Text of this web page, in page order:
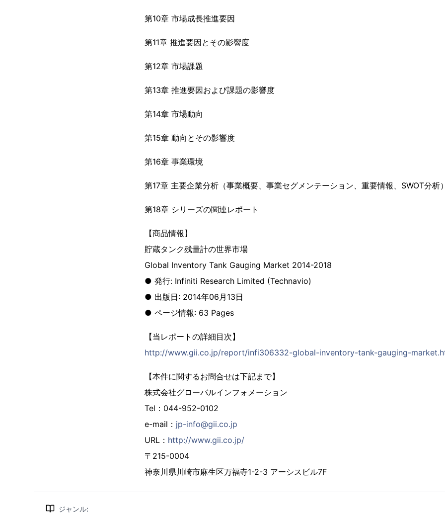
第10章 市場成長推進要因
第11章 推進要因とその影響度
第12章 市場課題
第13章 推進要因および課題の影響度
第14章 市場動向
第15章 動向とその影響度
第16章 事業環境
第17章 主要企業分析（事業概要、事業セグメンテーション、重要情報、SWOT分析
第18章 シリーズの関連レポート
【商品情報】
貯蔵タンク残量計の世界市場
Global Inventory Tank Gauging Market 2014-2018
● 発行: Infiniti Research Limited (Technavio)
● 出版日: 2014年06月13日
● ページ情報: 63 Pages
【当レポートの詳細目次】
http://www.gii.co.jp/report/infi306332-global-inventory-tank-gauging-
【本件に関するお問合せは下記まで】
株式会社グローバルインフォメーション
Tel：044-952-0102
e-mail： jp-info@gii.co.jp
URL： http://www.gii.co.jp/
〒215-0004
神奈川県川崎市麻生区万福寺1-2-3 アーシスビル7F
ジャンル: